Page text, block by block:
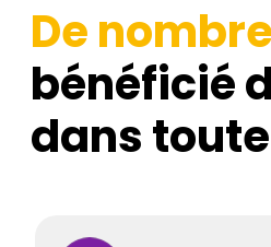
De
bénéficié
dans toute